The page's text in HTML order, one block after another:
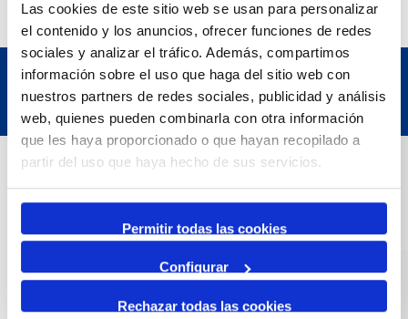
Las cookies de este sitio web se usan para personalizar
el contenido y los anuncios, ofrecer funciones de redes
sociales y analizar el tráfico. Además, compartimos
información sobre el uso que haga del sitio web con
nuestros partners de redes sociales, publicidad y análisis
web, quienes pueden combinarla con otra información
que les haya proporcionado o que hayan recopilado a
partir del uso que haya hecho de sus servicios.
Permitir todas las cookies
Configurar
Rechazar todas las cookies
Datos de contacto
Teléfono de contacto